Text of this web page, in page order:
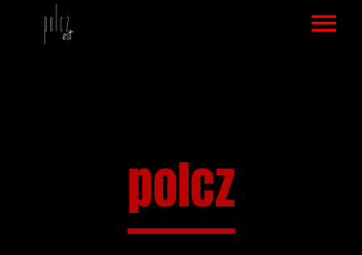
KÉPGALÉRIA
VISSZHANG
polcz